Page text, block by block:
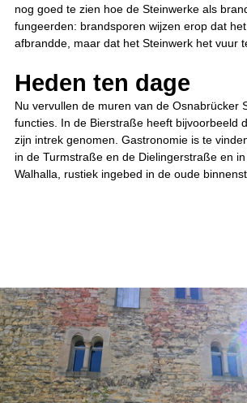
nog goed te zien hoe de Steinwerke als
fungeerden: brandsporen wijzen erop dat
afbrandde, maar dat het Steinwerk het vuur
Heden ten dage
Nu vervullen de muren van de Osnabrücker
functies. In de Bierstraße heeft bijvoorbeeld
zijn intrek genomen. Gastronomie is te
in de Turmstraße en de Dielingerstraße en
Walhalla, rustiek ingebed in de oude